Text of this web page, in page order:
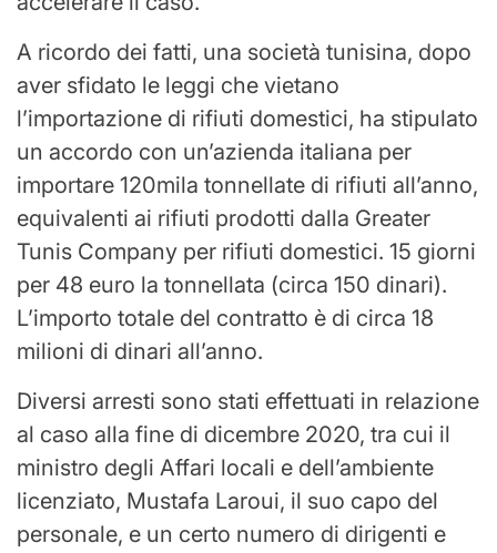
A ricordo dei fatti, una società tunisina, dopo
aver sfidato le leggi che vietano
l’importazione di rifiuti domestici, ha stipulato
un accordo con un’azienda italiana per
importare 120mila tonnellate di rifiuti all’anno,
equivalenti ai rifiuti prodotti dalla Greater
Tunis Company per rifiuti domestici. 15 giorni
per 48 euro la tonnellata (circa 150 dinari).
L’importo totale del contratto è di circa 18
milioni di dinari all’anno.
Diversi arresti sono stati effettuati in relazione
al caso alla fine di dicembre 2020, tra cui il
ministro degli Affari locali e dell’ambiente
licenziato, Mustafa Laroui, il suo capo del
personale, e un certo numero di dirigenti e